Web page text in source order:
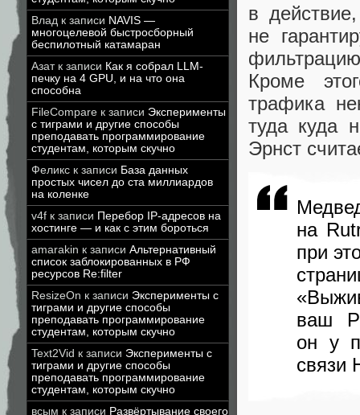
Влад к записи NAVIS —
многоцелевой быстросборный
беспилотный катамаран
Азатк записи Как я собрал LLM-
печку на 4 GPU, и на что она
способна
FileCompare к записи Эксперименты
с тиграми и другие способы
преподавать программирование
студентам, которым скучно
Феликс к записи База данных
простых чисел до ста миллиардов
на коленке
v4f к записи Перебор IP-адресов на
хостинге — и как с этим бороться
amarakin к записи Альтернативный
список заблокированных в РФ
ресурсов Re:filter
ResizeOn к записи Эксперименты с
тиграми и другие способы
преподавать программирование
студентам, которым скучно
Text2Vid к записи Эксперименты с
тиграми и другие способы
преподавать программирование
студентам, которым скучно
всым к записи Развёртывание своего
в действие,
не
Кроме
трафика
туда куда
Эрнст
на
при
«
ваш
он у
связи